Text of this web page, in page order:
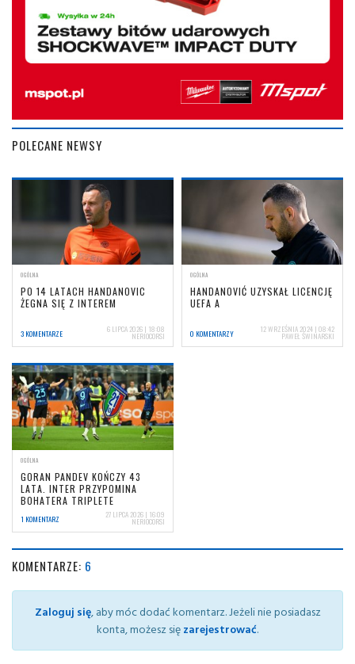
POLECANE NEWSY
OGÓLNA
PO 14 LATACH HANDANOVIC
ŻEGNA SIĘ Z INTEREM
3 KOMENTARZE 6 LIPCA 2026 | 18:08
NERIOCORSI
OGÓLNA
HANDANOVIĆ UZYSKAŁ LICENCJĘ
UEFA A
0 KOMENTARZY 12 WRZEŚNIA 2024 | 08:42
PAWEŁ ŚWINARSKI
OGÓLNA
GORAN PANDEV KOŃCZY 43
LATA. INTER PRZYPOMINA
BOHATERA TRIPLETE
1 KOMENTARZ 27 LIPCA 2026 | 16:09
NERIOCORSI
KOMENTARZE: 6
Zaloguj się, aby móc dodać komentarz. Jeżeli nie posiadasz
konta, możesz sięzarejestrować.